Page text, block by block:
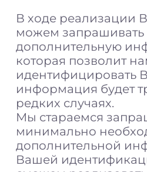
В ходе реализации
можем запрашивать
дополнительную
которая позволит
идентифицировать
информация будет
редких случаях.
Мы стараемся
минимально
дополнительной
Вашей